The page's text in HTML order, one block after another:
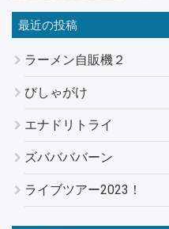
最近の投稿
ラーメン自販機２
びしゃがけ
エナドリトライ
ズババババーン
ライブツアー2023！